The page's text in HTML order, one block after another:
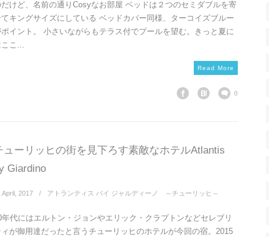
けど、名前の通りCosyなお部屋 ベッドは２つのセミダブルを寄
キングサイズにしている ベッドカバー同様、ターコイズブルー
イント。 小さいながらもテラス付でプールを望む。きっと夏に
こ...
Read More
0
ューリッヒの街を見下ろす素敵なホテルAtlantis
Giardino
April 2017 アトランティス バイ ジャルディーノ ～チューリッヒ～
年代にはエルトン・ジョンやエリック・クラプトンなどセレブリ
が御用達だったと言うチューリッヒのホテルが今回の宿。2015